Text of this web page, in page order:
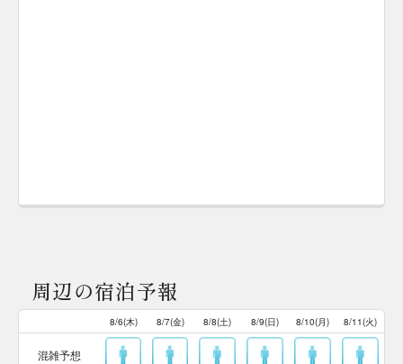
周辺の宿泊予報
8/6(木) 8/7(金) 8/8(土) 8/9(日) 8/10(月) 8/11(火)
混雑予想